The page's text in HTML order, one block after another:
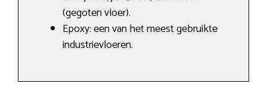
(gegoten vloer).
Epoxy: een van het meest gebruikte
industrievloeren.